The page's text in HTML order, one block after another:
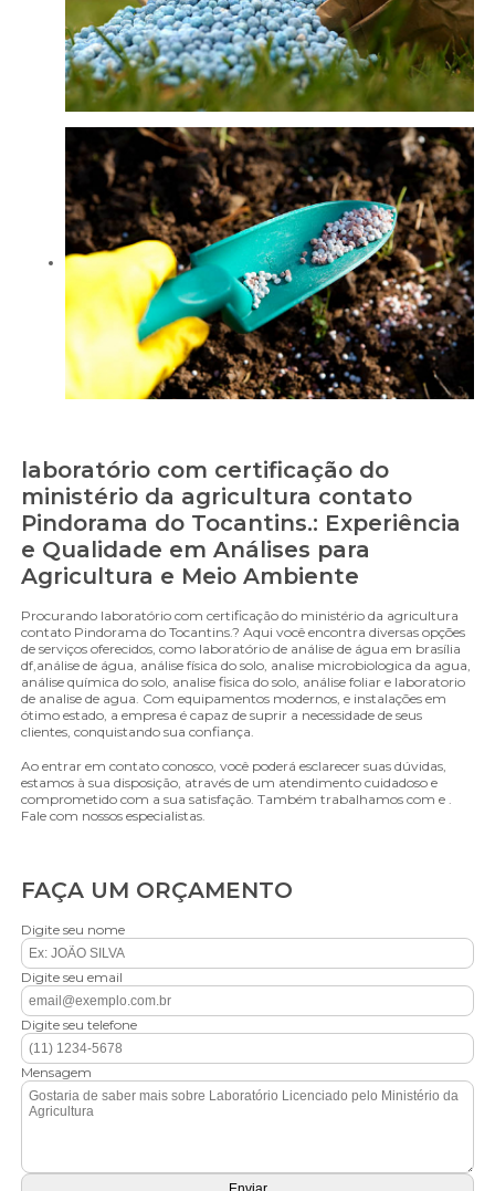
laboratório com certificação do
ministério da agricultura contato
Pindorama do Tocantins.: Experiência
e Qualidade em Análises para
Agricultura e Meio Ambiente
Procurando laboratório com certificação do ministério da agricultura
contato Pindorama do Tocantins.? Aqui você encontra diversas opções
de serviços oferecidos, como laboratório de análise de água em brasília
df,análise de água, análise física do solo, analise microbiologica da agua,
análise química do solo, analise fisica do solo, análise foliar e laboratorio
de analise de agua. Com equipamentos modernos, e instalações em
ótimo estado, a empresa é capaz de suprir a necessidade de seus
clientes, conquistando sua confiança.
Ao entrar em contato conosco, você poderá esclarecer suas dúvidas,
estamos à sua disposição, através de um atendimento cuidadoso e
comprometido com a sua satisfação. Também trabalhamos com e .
Fale com nossos especialistas.
FAÇA UM ORÇAMENTO
Digite seu nome
Digite seu email
Digite seu telefone
Mensagem